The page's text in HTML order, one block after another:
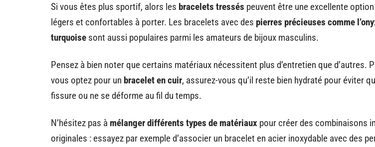
Si vous êtes plus sportif, alors les bracelets tressés peuvent être une excellente
légers et confortables à porter. Les bracelets avec des pierres précieuses comme
turquoise sont aussi populaires parmi les amateurs de bijoux masculins.
Pensez à bien noter que certains matériaux nécessitent plus d’entretien que d’autres.
vous optez pour un bracelet en cuir, assurez-vous qu’il reste bien hydraté pour éviter
fissure ou ne se déforme au fil du temps.
N’hésitez pas à mélanger différents types de matériaux pour créer des combinaisons
originales : essayez par exemple d’associer un bracelet en acier inoxydable avec des